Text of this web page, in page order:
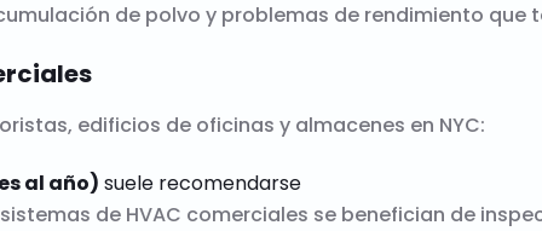
de polvo y problemas de rendimiento que
edificios de oficinas y almacenes en NYC:
al año) suele recomendarse
de HVAC comerciales se benefician de